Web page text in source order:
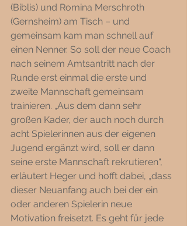
(Biblis) und Romina Merschroth
(Gernsheim) am Tisch – und
gemeinsam kam man schnell auf
einen Nenner. So soll der neue Coach
nach seinem Amtsantritt nach der
Runde erst einmal die erste und
zweite Mannschaft gemeinsam
trainieren. „Aus dem dann sehr
großen Kader, der auch noch durch
acht Spielerinnen aus der eigenen
Jugend ergänzt wird, soll er dann
seine erste Mannschaft rekrutieren“,
erläutert Heger und hofft dabei, „dass
dieser Neuanfang auch bei der ein
oder anderen Spielerin neue
Motivation freisetzt. Es geht für jede